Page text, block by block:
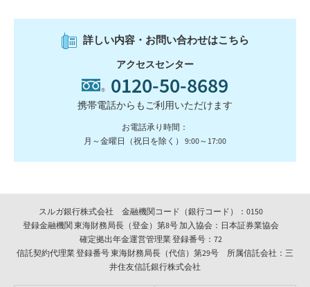
詳しい内容・お問い合わせはこちら
アクセスセンター
0120-50-8689
携帯電話からもご利用いただけます
お電話承り時間：
月～金曜日（祝日を除く） 9:00～17:00
スルガ銀行株式会社 金融機関コード（銀行コード）：0150
登録金融機関 東海財務局長（登金）第8号 加入協会：日本証券業協会
確定拠出年金運営管理業 登録番号：72
信託契約代理業 登録番号 東海財務局長（代信）第29号 所属信託会社：三
井住友信託銀行株式会社